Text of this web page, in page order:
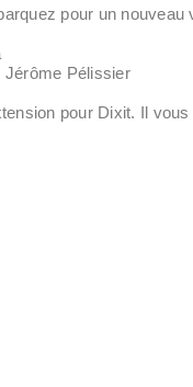
pour un
Jérôme Pélissier
pour Dixit. Il